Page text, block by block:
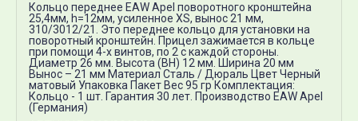
Кольцо переднее EAW Apel поворотного кронштейна
25,4мм, h=12мм, усиленное XS, вынос 21 мм,
310/3012/21. Это переднее кольцо для установки на
поворотный кронштейн. Прицел зажимается в кольце
при помощи 4-х винтов, по 2 с каждой стороны.
Диаметр 26 мм. Высота (ВН) 12 мм. Ширина 20 мм
Вынос – 21 мм Материал Сталь / Дюраль Цвет Черный
матовый Упаковка Пакет Вес 95 гр Комплектация:
Кольцо - 1 шт. Гарантия 30 лет. Производство EAW Apel
(Германия)